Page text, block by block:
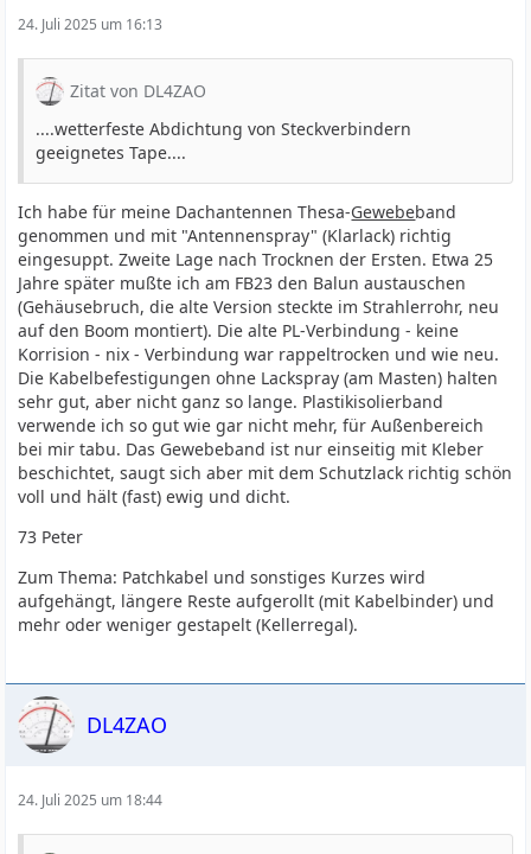
24. Juli 2025 um 16:13
Zitat von DL4ZAO
....wetterfeste Abdichtung von Steckverbindern
geeignetes Tape....
Ich habe für meine Dachantennen Thesa-Gewebeband
genommen und mit "Antennenspray" (Klarlack) richtig
eingesuppt. Zweite Lage nach Trocknen der Ersten. Etwa 25
Jahre später mußte ich am FB23 den Balun austauschen
(Gehäusebruch, die alte Version steckte im Strahlerrohr, neu
auf den Boom montiert). Die alte PL-Verbindung - keine
Korrision - nix - Verbindung war rappeltrocken und wie neu.
Die Kabelbefestigungen ohne Lackspray (am Masten) halten
sehr gut, aber nicht ganz so lange. Plastikisolierband
verwende ich so gut wie gar nicht mehr, für Außenbereich
bei mir tabu. Das Gewebeband ist nur einseitig mit Kleber
beschichtet, saugt sich aber mit dem Schutzlack richtig schön
voll und hält (fast) ewig und dicht.
73 Peter
Zum Thema: Patchkabel und sonstiges Kurzes wird
aufgehängt, längere Reste aufgerollt (mit Kabelbinder) und
mehr oder weniger gestapelt (Kellerregal).
DL4ZAO
24. Juli 2025 um 18:44